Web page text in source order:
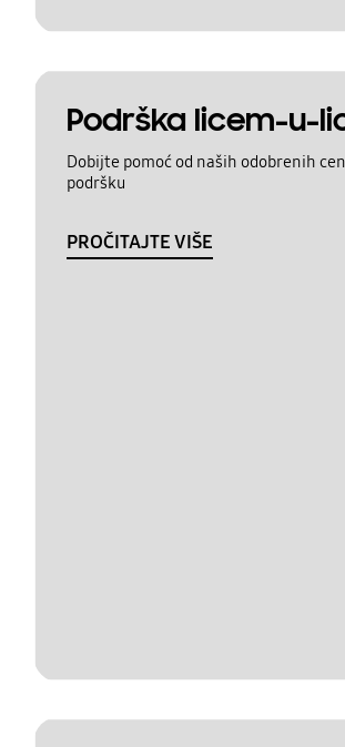
Podrška licem-u-
Dobijte pomoć od naših odobrenih
podršku
PROČITAJTE VIŠE